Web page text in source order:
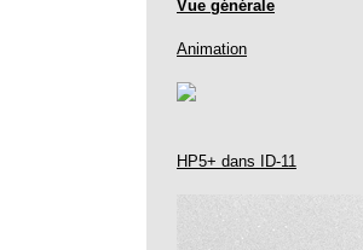
Vue générale
Animation
HP5+ dans ID-11